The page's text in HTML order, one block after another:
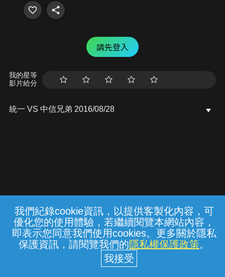
我們紀錄cookie資訊，以提供客製化內容，可
優化您的使用體驗，若繼續閱覽本網站內容，
即表示您同意我們使用cookies。更多關於隱私
保護資訊，請閱覽我們的隱私權保護政策。
請先登入
我的星等
影片給分
統一 VS 中信兄弟 2016/08/28
常見問題 線上客服 服務條款 隱私權保護
中華電信股份有限公司個人家庭分公司
(統一編號：96979949) © 2026
{{notifyMsg}}